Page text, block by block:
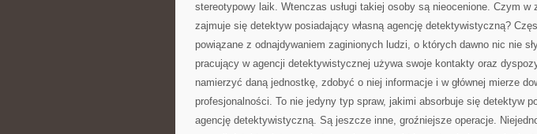
stereotypowy laik. Wtenczas usługi takiej osoby są nieocenione. Czym w
zajmuje się detektyw posiadający własną agencję detektywistyczną?
powiązane z odnajdywaniem zaginionych ludzi, o których dawno nic nie
pracujący w agencji detektywistycznej używa swoje kontakty oraz
namierzyć daną jednostkę, zdobyć o niej informacje i w głównej mierze
profesjonalności. To nie jedyny typ spraw, jakimi absorbuje się detektyw
agencję detektywistyczną. Są jeszcze inne, groźniejsze operacje.